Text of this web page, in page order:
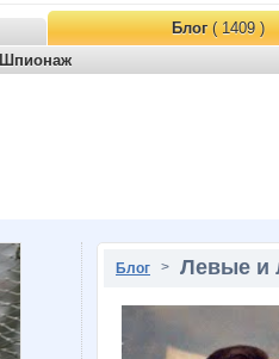
Блог( 1409 )
Шпионаж
Блог > Левые и